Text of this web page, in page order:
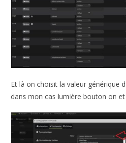
Et là on choisit la valeur générique
dans mon cas lumière bouton on